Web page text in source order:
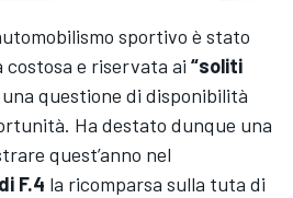
sportivo è stato
e riservata ai “soliti
questione di disponibilità
Ha destato dunque una
quest’anno nel
F.4 la ricomparsa sulla tuta di